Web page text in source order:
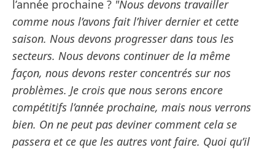
l’année prochaine ? "Nous devons travailler
comme nous l’avons fait l’hiver dernier et cette
saison. Nous devons progresser dans tous les
secteurs. Nous devons continuer de la même
façon, nous devons rester concentrés sur nos
problèmes. Je crois que nous serons encore
compétitifs l’année prochaine, mais nous verrons
bien. On ne peut pas deviner comment cela se
passera et ce que les autres vont faire. Quoi qu’il